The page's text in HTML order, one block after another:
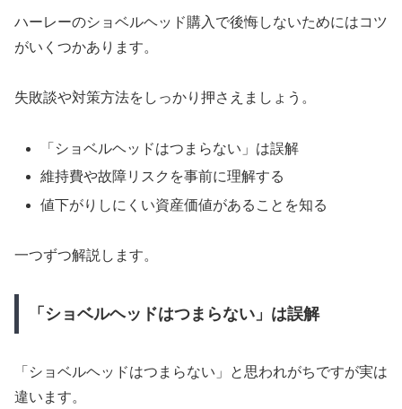
ハーレーのショベルヘッド購入で後悔しないためにはコツ
がいくつかあります。
失敗談や対策方法をしっかり押さえましょう。
「ショベルヘッドはつまらない」は誤解
維持費や故障リスクを事前に理解する
値下がりしにくい資産価値があることを知る
一つずつ解説します。
「ショベルヘッドはつまらない」は誤解
「ショベルヘッドはつまらない」と思われがちですが実は
違います。